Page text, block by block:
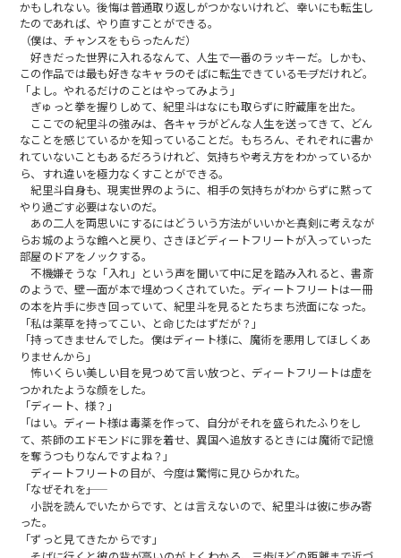
かもしれない。後悔は普通取り返しがつかないけれど、幸いにも転生し
たのであれば、やり直すことができる。
（僕は、チャンスをもらったんだ）
好きだった世界に入れるなんて、人生で一番のラッキーだ。しかも、
この作品では最も好きなキャラのそばに転生できている――モブだけれど。
「よし。やれるだけのことはやってみよう」
ぎゅっと拳を握りしめて、紀里斗はなにも取らずに貯蔵庫を出た。
ここでの紀里斗の強みは、各キャラがどんな人生を送ってきて、どん
なことを感じているかを知っていることだ。もちろん、それぞれに書か
れていないこともあるだろうけれど、気持ちや考え方をわかっているか
ら、すれ違いを極力なくすことができる。
紀里斗自身も、現実世界のように、相手の気持ちがわからずに黙って
やり過ごす必要はないのだ。
あの二人を両思いにするにはどういう方法がいいか――と真剣に考えなが
らお城のような館へと戻り、さきほどディートフリートが入っていった
部屋のドアをノックする。
不機嫌そうな「入れ」という声を聞いて中に足を踏み入れると、書斎
のようで、壁一面が本で埋めつくされていた。ディートフリートは一冊
の本を片手に歩き回っていて、紀里斗を見るとたちまち渋面になった。
「私は薬草を持ってこい、と命じたはずだが？」
「持ってきませんでした。僕はディート様に、魔術を悪用してほしくあ
りませんから」
怖いくらい美しい目を見つめて言い放つと、ディートフリートは虚を
つかれたような顔をした。
「ディート、様？」
「はい。ディート様は毒薬を作って、自分がそれを盛られたふりをし
て、茶師のエドモンドに罪を着せ、異国へ追放するときには魔術で記憶
を奪うつもりなんですよね？」
ディートフリートの目が、今度は驚愕に見ひらかれた。
「なぜそれを――」
小説を読んでいたからです、とは言えないので、紀里斗は彼に歩み寄
った。
「ずっと見てきたからです」